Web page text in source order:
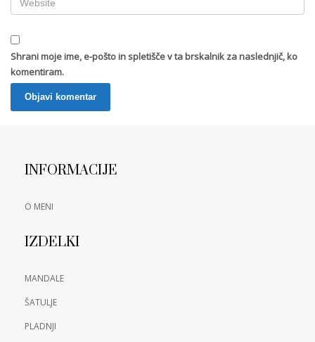
Shrani moje ime, e-pošto in spletišče v ta brskalnik za naslednjič, ko
komentiram.
INFORMACIJE
O MENI
IZDELKI
MANDALE
ŠATULJE
PLADNJI